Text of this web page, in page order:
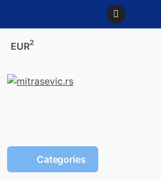
EUR2
Categories